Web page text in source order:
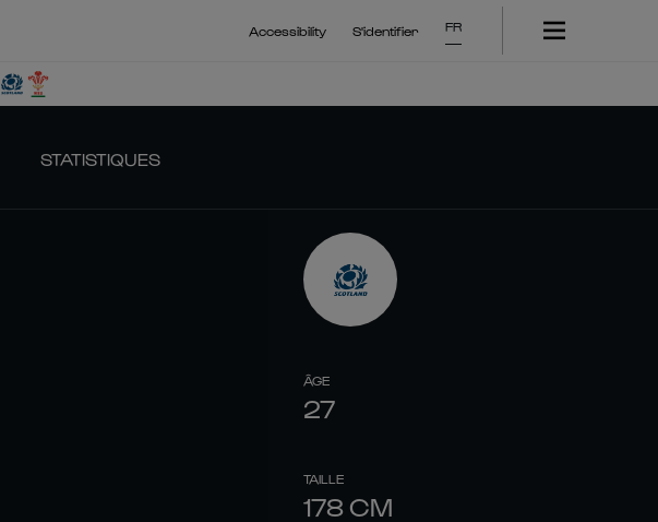
Accessibility S'identifier FR
STATISTIQUES
ÂGE
27
TAILLE
178 CM